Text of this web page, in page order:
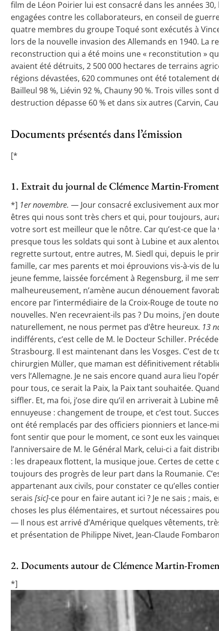
film de Léon Poirier lui est consacré dans les années
engagées contre les collaborateurs, en conseil de
quatre membres du groupe Toqué sont exécutés à
lors de la nouvelle invasion des Allemands en 1940.
reconstruction qui a été moins une « reconstitution »
avaient été détruits, 2 500 000 hectares de terrains
régions dévastées, 620 communes ont été totalement
Bailleul 98 %, Liévin 92 %, Chauny 90 %. Trois villes
destruction dépasse 60 % et dans six autres (Carvin,
Documents présentés dans l’émission
[*
1. Extrait du journal de Clémence Martin-
*] 1er novembre. — Jour consacré exclusivement aux
êtres qui nous sont très chers et qui, pour toujours,
votre sort est meilleur que le nôtre. Car qu’est-ce que
presque tous les soldats qui sont à Lubine et aux
regrette surtout, entre autres, M. Siedl qui, depuis le
famille, car mes parents et moi éprouvions vis-à-vis de
jeune femme, laissée forcément à Regensburg, il me
malheureusement, n’amène aucun dénouement
encore par l’intermédiaire de la Croix-Rouge de toute
nouvelles. N’en recevraient-ils pas ? Du moins, j’en
naturellement, ne nous permet pas d’être heureux. 13
indifférents, c’est celle de M. le Docteur Schiller.
Strasbourg. Il est maintenant dans les Vosges. C’est
chirurgien Müller, que maman est définitivement
vers l’Allemagne. Je ne sais encore quand aura lieu
pour tous, ce serait la Paix, la Paix tant souhaitée.
siffler. Et, ma foi, j’ose dire qu’il en arriverait à Lubine
ennuyeuse : changement de troupe, et c’est tout.
ont été remplacés par des officiers pionniers et lance-
font sentir que pour le moment, ce sont eux les
l’anniversaire de M. le Général Mark, celui-ci a fait
: les drapeaux flottent, la musique joue. Certes de
toujours des progrès de leur part dans la Roumanie.
appartenant aux civils, pour constater ce qu’elles
serais[sic]-ce pour en faire autant ici ? Je ne sais ;
choses les plus élémentaires, et surtout nécessaires
— Il nous est arrivé d’Amérique quelques vêtements,
et présentation de Philippe Nivet, Jean-Claude
2. Documents autour de Clémence Martin-
*]